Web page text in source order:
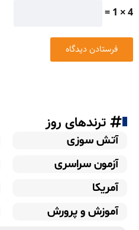
4 × 1 =
ترندهای روز
آتش سوزی
آزمون سراسری
آمریکا
آموزش و پرورش